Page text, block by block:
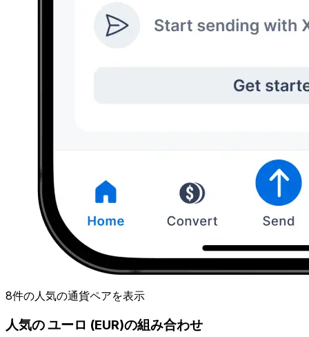
8件の人気の通貨ペアを表示
人気の ユーロ (EUR)の組み合わせ